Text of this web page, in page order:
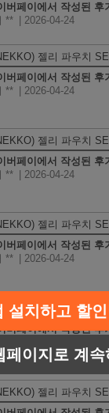
버페이에서 작성된 후
**
| 2026-04-24
젤리 파우치
버페이에서 작성된 후
**
| 2026-04-24
젤리 파우치
버페이에서 작성된 후
**
| 2026-04-24
젤리 파우치
버페이에서 작성된 후
**
| 2026-04-24
젤리 파우치
버페이에서 작성된 후
젤리 파우치
설치하고 할
페이지로 계속